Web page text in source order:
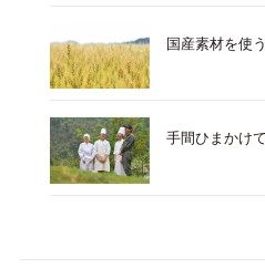
国産素材を使う
手間ひまかけ